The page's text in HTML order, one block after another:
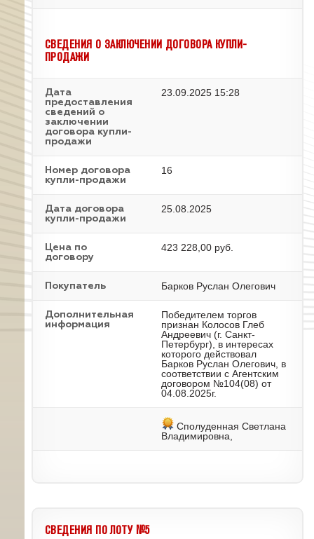
СВЕДЕНИЯ О ЗАКЛЮЧЕНИИ ДОГОВОРА КУПЛИ-
ПРОДАЖИ
Дата
предоставления
сведений о
заключении
договора купли-
продажи
23.09.2025 15:28
Номер договора
купли-продажи
16
Дата договора
купли-продажи
25.08.2025
Цена по
договору
423 228,00 руб.
Покупатель Барков Руслан Олегович
Дополнительная
информация
Победителем торгов
признан Колосов Глеб
Андреевич (г. Санкт-
Петербург), в интересах
которого действовал
Барков Руслан Олегович, в
соответствии с Агентским
договором №104(08) от
04.08.2025г.
Сполуденная Светлана
Владимировна,
СВЕДЕНИЯ ПО ЛОТУ №5